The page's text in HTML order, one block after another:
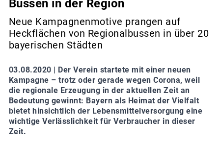
Bussen in der Region
Neue Kampagnenmotive prangen auf
Heckflächen von Regionalbussen in über 20
bayerischen Städten
03.08.2020 | Der Verein startete mit einer neuen
Kampagne – trotz oder gerade wegen Corona, weil
die regionale Erzeugung in der aktuellen Zeit an
Bedeutung gewinnt: Bayern als Heimat der Vielfalt
bietet hinsichtlich der Lebensmittelversorgung eine
wichtige Verlässlichkeit für Verbraucher in dieser
Zeit.